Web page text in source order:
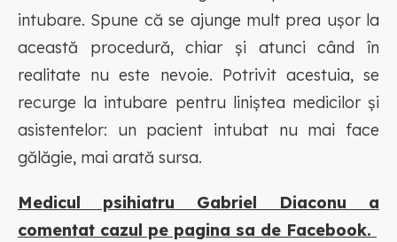
intubare. Spune că se ajunge mult prea ușor la
această procedură, chiar și atunci când în
realitate nu este nevoie. Potrivit acestuia, se
recurge la intubare pentru liniștea medicilor și
asistentelor: un pacient intubat nu mai face
gălăgie, mai arată sursa.
Medicul psihiatru Gabriel Diaconu a
comentat cazul pe pagina sa de Facebook.